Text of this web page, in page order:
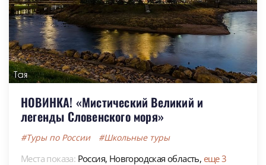
НОВИНКА! «Мистический Великий и
легенды Словенского моря»
#Туры по России #Школьные туры
Места показа: Россия, Новгородская область, еще 3